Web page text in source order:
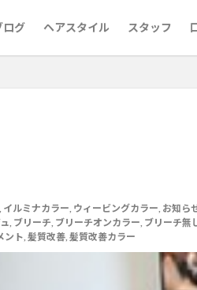
ログ ヘアスタイル スタッフ
, イルミナカラー, ウィービングカラー, お知ら
, ブリーチ, ブリーチオンカラー, ブリーチ無
ント, 髪質改善, 髪質改善カラー
ングスタイルが得意 レイヤーカットが
メンズカット マンツーマン
得意 髪質改善メニュー 髪質改善
髪ドラシャンプートリートメント